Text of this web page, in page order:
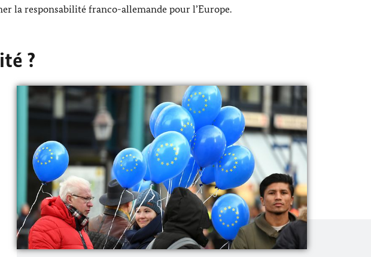
la responsabilité franco-allemande pour l’Europe.
?